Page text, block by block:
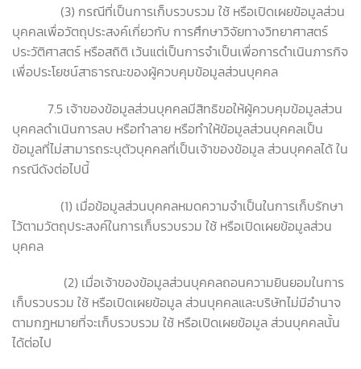
(3) กรณีที่เป็นการเก็บรวบรวม ใช้ หรือเปิดเผยข้อมูลส่วน
บุคคลเพื่อวัตถุประสงค์เกี่ยวกับ การศึกษาวิจัยทางวิทยาศาสตร์
ประวัติศาสตร์ หรือสถิติ เว้นแต่เป็นการจำเป็นเพื่อการดำเนินภารกิจ
เพื่อประโยชน์สาธารณะของผู้ควบคุมข้อมูลส่วนบุคคล
7.5 เจ้าของข้อมูลส่วนบุคคลมีสิทธิขอให้ผู้ควบคุมข้อมูลส่วน
บุคคลดำเนินการลบ หรือทำลาย หรือทำให้ข้อมูลส่วนบุคคลเป็น
ข้อมูลที่ไม่สามารถระบุตัวบุคคลที่เป็นเจ้าของข้อมูล ส่วนบุคคลได้ ใน
กรณีดังต่อไปนี้
(1) เมื่อข้อมูลส่วนบุคคลหมดความจำเป็นในการเก็บรักษา
ไว้ตามวัตถุประสงค์ในการเก็บรวบรวม ใช้ หรือเปิดเผยข้อมูลส่วน
บุคคล
(2) เมื่อเจ้าของข้อมูลส่วนบุคคลถอนความยินยอมในการ
เก็บรวบรวม ใช้ หรือเปิดเผยข้อมูล ส่วนบุคคลและบริษัทไม่มีอำนาจ
ตามกฎหมายที่จะเก็บรวบรวม ใช้ หรือเปิดเผยข้อมูล ส่วนบุคคลนั้น
ได้ต่อไป